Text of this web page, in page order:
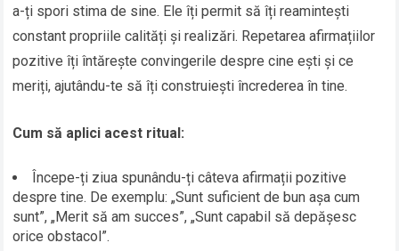
a-ți spori stima de sine. Ele îți permit să îți reamintești
constant propriile calități și realizări. Repetarea afirmațiilor
pozitive îți întărește convingerile despre cine ești și ce
meriți, ajutându-te să îți construiești încrederea în tine.
Cum să aplici acest ritual:
Începe-ți ziua spunându-ți câteva afirmații pozitive
despre tine. De exemplu: „Sunt suficient de bun așa cum
sunt”, „Merit să am succes”, „Sunt capabil să depășesc
orice obstacol”.